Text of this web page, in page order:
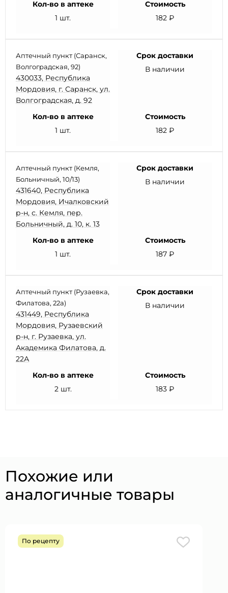
Кол-во в аптеке
1 шт.
Стоимость
182 ₽
Аптечный пункт (Саранск,
Волгоградская, 92)
430033, Республика
Мордовия, г. Саранск, ул.
Волгоградская, д. 92
Срок доставки
В наличии
Кол-во в аптеке
1 шт.
Стоимость
182 ₽
Аптечный пункт (Кемля,
Больничный, 10/13)
431640, Республика
Мордовия, Ичалковский
р-н, с. Кемля, пер.
Больничный, д. 10, к. 13
Срок доставки
В наличии
Кол-во в аптеке
1 шт.
Стоимость
187 ₽
Аптечный пункт (Рузаевка,
Филатова, 22а)
431449, Республика
Мордовия, Рузаевский
р-н, г. Рузаевка, ул.
Академика Филатова, д.
22А
Срок доставки
В наличии
Кол-во в аптеке
2 шт.
Стоимость
183 ₽
Похожие или
аналогичные товары
По рецепту